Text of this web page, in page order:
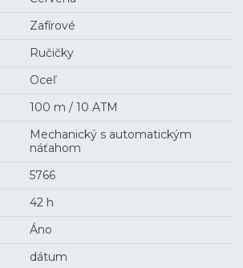
Zafírové
Ručičky
Oceľ
100 m / 10 ATM
Mechanický s automatickým
náťahom
5766
42 h
Áno
dátum